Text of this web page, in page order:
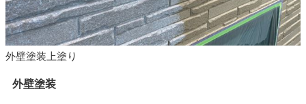
外壁塗装上塗り
外壁塗装